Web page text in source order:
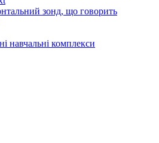
зонд, що говорить
навчальні комплекси